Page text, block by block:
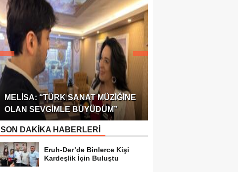
MELISA: “TÜRK SANAT MÜZIĞINE
OLAN SEVGIMLE BÜYÜDÜM”
SON DAKİKA HABERLERİ
Eruh-Der’de Binlerce Kişi
Kardeşlik İçin Buluştu